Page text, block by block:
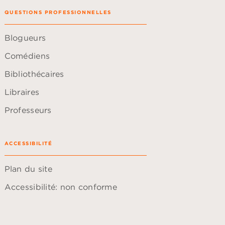
QUESTIONS PROFESSIONNELLES
Blogueurs
Comédiens
Bibliothécaires
Libraires
Professeurs
ACCESSIBILITÉ
Plan du site
Accessibilité: non conforme